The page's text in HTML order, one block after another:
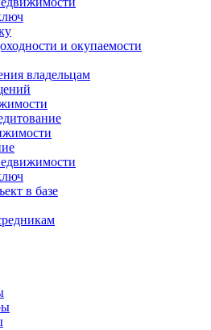
и окупаемости
владельцам
в базе